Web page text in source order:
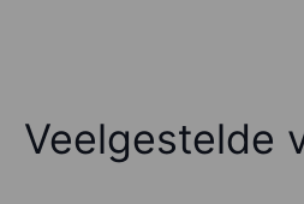
Veelgestelde